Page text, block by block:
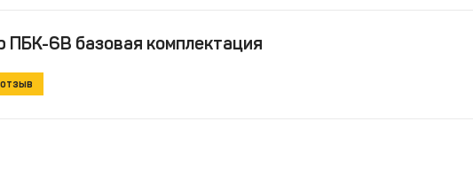
ПБК-6В базовая комплектация